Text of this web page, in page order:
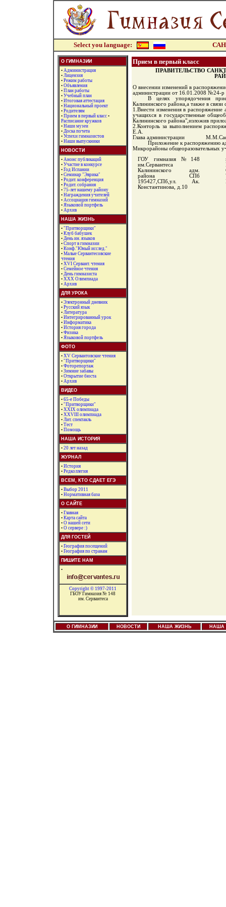
Select you language:
О ГИМНАЗИИ
• Администрация
• Лицензия
• Режим работы
• Объявления
• План работы
• Учебный план
• Итоговая аттестация
• Национальный проект
• Родителям
• Прием в первый класс •
Расписание кружков
• Наши музеи
• Доска почета
• Успехи гимназистов
• Наши выпускники
НОВОСТИ
• Анонс публикаций
• Участие в конкурсе
• Год Испании
• Семинар "Эврика"
• Родит. конференция
• Родит. собрания
• 75-лет нашему району
• Награждения учителей
• Ассоциация гимназий
• Языковой портфель
• Архив
НАША ЖИЗНЬ
• "Притворщики"
• Клуб бабушек
• День ин. языков
• Спорт в гимназии
• Конф."Юный исслед."
• Малые Сервантесовские
чтения
• XVI Сервант. чтения
• Семейное чтения
• День гимназиста
• ХХХ Олимпиада
• Архив
ДЛЯ УРОКА
• Электронный дневник
• Русский язык
• Литература
• Интегрированный урок
• Информатика
• История города
• Физика
• Языковой портфель
ФОТО
• XV Сервантовские чтения
• "Притворщики"
• Фоторепортаж
• Зимние забавы
• Открытие бюста
• Архив
ВИДЕО
• 65-е Победы
• "Притворщики"
• XXIX олимпиада
• XXVIII олимпиада
• Лит. спектакль
• Тест
• Помощь
НАША ИСТОРИЯ
• 20 лет назад
ЖУРНАЛ
• История
• Редколлегия
ВСЕМ, КТО СДАЕТ ЕГЭ
• Выбор 2011
• Нормативная база
О САЙТЕ
• Главная
• Карта сайта
• О нашей сети
• О сервере :)
ДЛЯ ГОСТЕЙ
• География посещений
• География по странам
ПИШИТЕ НАМ
•
Copyright © 1997-2011
ГБОУ Гимназия № 148
им. Сервантеса
Прием в первый класс
ПРАВИТЕЛЬСТВО
О внесении изменений в
администрации от 16.01.2008 №24-р
В целях упорядочения
Калининского района,а также в
1.Внести изменения в
учащихся в государственные
Калининского района",изложив
2.Конторль за выполнением
Е.А.
Глава администрации
Приложение к распоряжению
Микрорайоны общеоразовательных
ГОУ гимназия №148
им.Сервантеса
Калининского адм.
района СПб
195427,СПб,ул. Ак.
Константинова, д.10
О ГИМНАЗИИ НОВОСТИ НАША ЖИЗНЬ НАША